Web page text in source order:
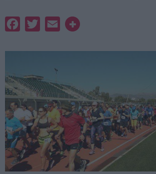
FacebookTwitterEmail